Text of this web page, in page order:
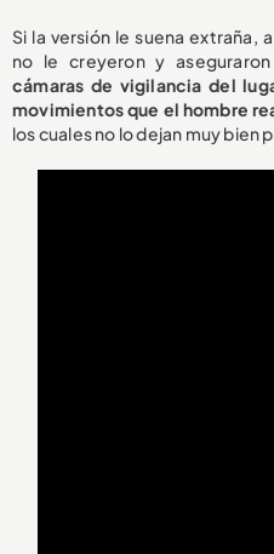
Si la versión le suena extraña,
no le creyeron y
cámaras de vigilancia del
movimientos que el hombre
los cuales no lo dejan muy bien